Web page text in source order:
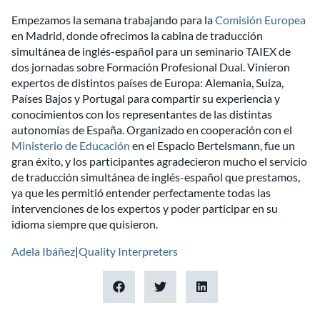
Empezamos la semana trabajando para laComisión Europea
en Madrid, donde ofrecimos la cabina de traducción
simultánea de inglés-español para un seminario TAIEX de
dos jornadas sobre Formación Profesional Dual. Vinieron
expertos de distintos países de Europa: Alemania, Suiza,
Países Bajos y Portugal para compartir su experiencia y
conocimientos con los representantes de las distintas
autonomías de España. Organizado en cooperación con el
Ministerio de Educación en el Espacio Bertelsmann, fue un
gran éxito, y los participantes agradecieron mucho el servicio
de traducción simultánea de inglés-español que prestamos,
ya que les permitió entender perfectamente todas las
intervenciones de los expertos y poder participar en su
idioma siempre que quisieron.
Adela Ibáñez|Quality Interpreters